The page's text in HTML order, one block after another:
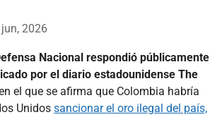
2026
Nacional respondió públicamente
por el diario estadounidense The
el que se afirma que Colombia habría
Unidos sancionar el oro ilegal del país,